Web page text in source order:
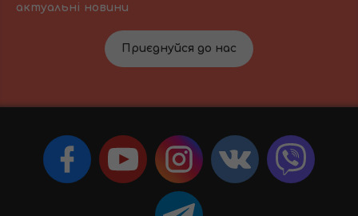
актуальні новини
Приєднуйся до нас